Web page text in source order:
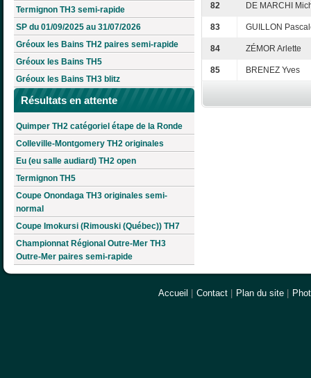
Termignon TH3 semi-rapide
SP du 01/09/2025 au 31/07/2026
Gréoux les Bains TH2 paires semi-rapide
Gréoux les Bains TH5
Gréoux les Bains TH3 blitz
Résultats en attente
Quimper TH2 catégoriel étape de la Ronde
Colleville-Montgomery TH2 originales
Eu (eu salle audiard) TH2 open
Termignon TH5
Coupe Onondaga TH3 originales semi-
normal
Coupe Imokursi (Rimouski (Québec)) TH7
Championnat Régional Outre-Mer TH3
Outre-Mer paires semi-rapide
82 DE MARCHI
83 GUILLON
84 ZÉMOR Arlette
85 BRENEZ Yves
Accueil Contact Plan du site